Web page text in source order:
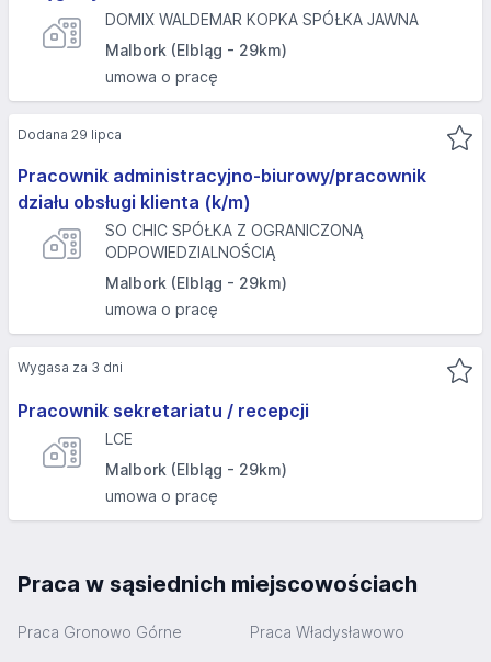
DOMIX WALDEMAR KOPKA SPÓŁKA JAWNA
Malbork (Elbląg - 29km)
umowa o pracę
Pracownik administracyjno-biurowy/pracownik
działu obsługi klienta (k/m)
SO CHIC SPÓŁKA Z OGRANICZONĄ
ODPOWIEDZIALNOŚCIĄ
Malbork (Elbląg - 29km)
umowa o pracę
Dodana 29 lipca
Pracownik sekretariatu / recepcji
LCE
Malbork (Elbląg - 29km)
umowa o pracę
Wygasa za 3 dni
Praca w sąsiednich miejscowościach
Praca Gronowo Górne Praca Władysławowo